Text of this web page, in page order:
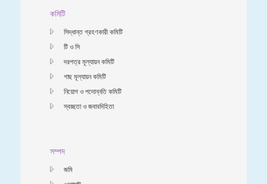
কমিটি
সিদ্ধান্ত গ্রহণকারী কমিটি
টি ও সি
দরপত্র মূল্যায়ন কমিটি
গাছ মূল্যায়ন কমিটি
নিয়োগ ও পদোন্নতি কমিটি
স্বচ্ছতা ও জবাবদিহিতা
সম্পদ
জমি